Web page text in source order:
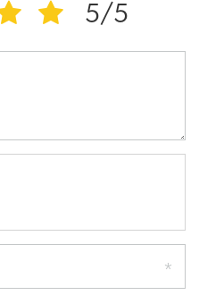
5/5